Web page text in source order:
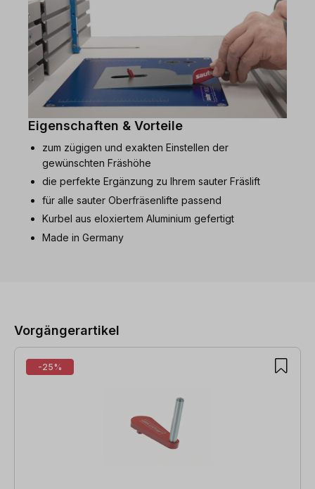
Eigenschaften & Vorteile
zum zügigen und exakten Einstellen der
gewünschten Fräshöhe
die perfekte Ergänzung zu Ihrem sauter Fräslift
für alle sauter Oberfräsenlifte passend
Kurbel aus eloxiertem Aluminium gefertigt
Made in Germany
Vorgängerartikel
-25%